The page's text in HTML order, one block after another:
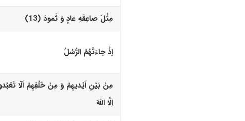
مِثْلَ صاعِقَهِ عادٍ وَ ثَمودَ (13)‏
اِذْ جاءَتْهُمُ الرُّسُلُ
مِنْ بَیْنِ اَیْدیهِمْ وَ مِنْ خَلْفِهِمْ اَلّا
اِلَّا اللّهَ